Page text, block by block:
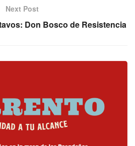
Next Post
Don Bosco de Resistencia